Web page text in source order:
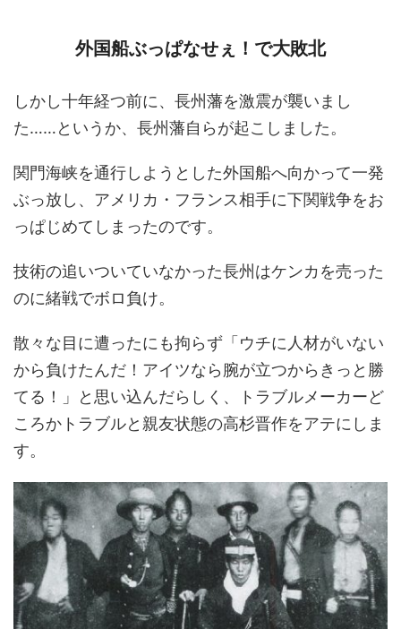
外国船ぶっぱなせぇ！で大敗北
しかし十年経つ前に、長州藩を激震が襲いまし
た……というか、長州藩自らが起こしました。
関門海峡を通行しようとした外国船へ向かって一発
ぶっ放し、アメリカ・フランス相手に下関戦争をお
っぱじめてしまったのです。
技術の追いついていなかった長州はケンカを売った
のに緒戦でボロ負け。
散々な目に遭ったにも拘らず「ウチに人材がいない
から負けたんだ！アイツなら腕が立つからきっと勝
てる！」と思い込んだらしく、トラブルメーカーど
ころかトラブルと親友状態の高杉晋作をアテにしま
す。